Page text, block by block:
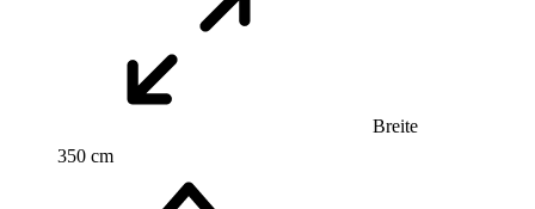
Breite
350 cm